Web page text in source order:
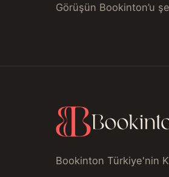
Görüşün Bookinton’u
Bookinton Türkiye'nin